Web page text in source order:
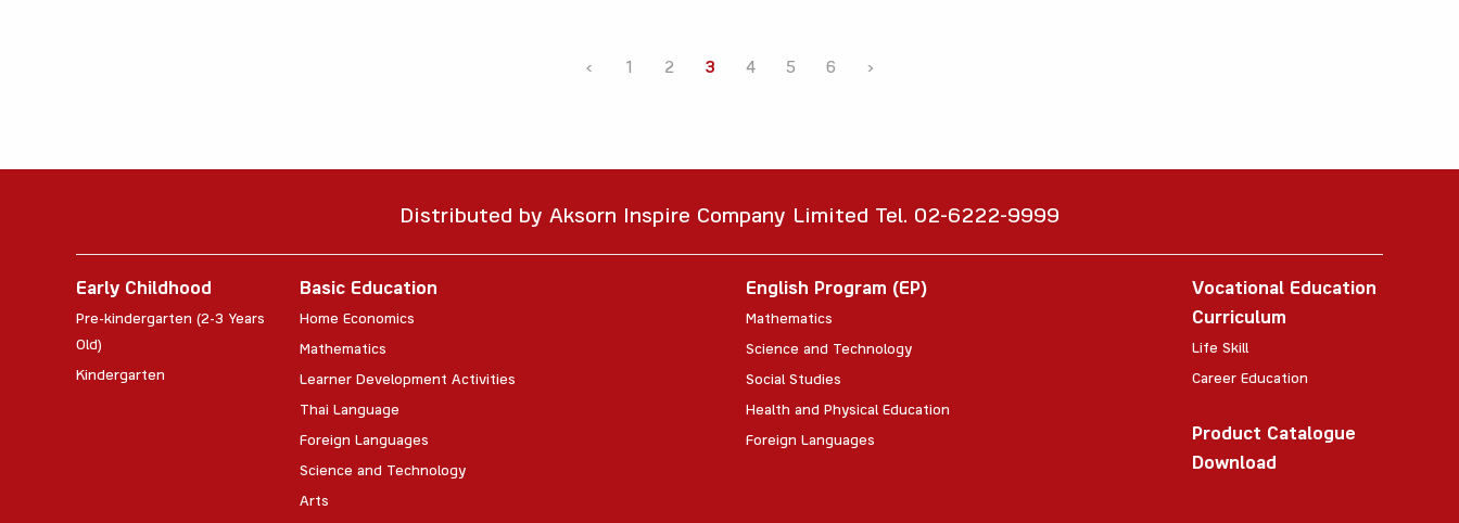
‹ 1 2 3 4 5 6 ›
Distributed by Aksorn Inspire Company Limited Tel. 02-6222-9999
Early Childhood
Pre-kindergarten (2-3 Years
Old)
Kindergarten
Basic Education
Home Economics
Mathematics
Learner Development Activities
Thai Language
Foreign Languages
Science and Technology
Arts
English Program (EP)
Mathematics
Science and Technology
Social Studies
Health and Physical Education
Foreign Languages
Vocational Education
Curriculum
Life Skill
Career Education
Product Catalogue
Download